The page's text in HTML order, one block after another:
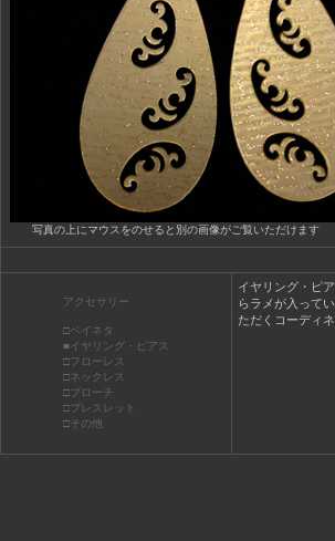
写真の上にマウスをのせると別の画像がご覧いただけます
アクセサリー
□ペイネタ
■イヤリング・ピアス
□フローレス
□ネックレス
□ブローチ
□ブレスレット
□その他
イヤリング・ピ
らラメが入って
ただくコーディ